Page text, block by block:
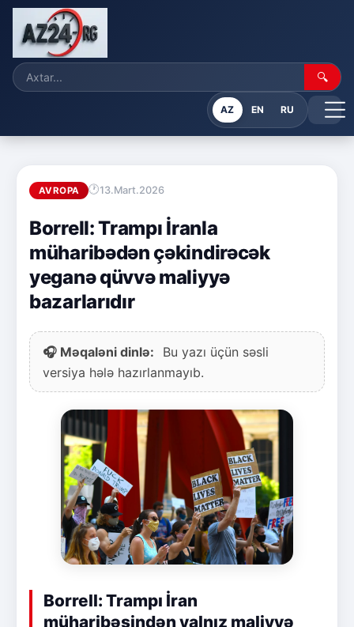
🔍
AZ EN RU
AVROPA 13.Mart.2026
Borrell: Trampı İranla
müharibədən çəkindirəcək
yeganə qüvvə maliyyə
bazarlarıdır
🎧 Məqaləni dinlə:
Bu yazı üçün səsli
versiya hələ hazırlanmayıb.
Borrell: Trampı İran
müharibəsindən yalnız maliyyə